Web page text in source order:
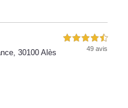
30100 Alès
4,5 étoiles sur 5
49 avis